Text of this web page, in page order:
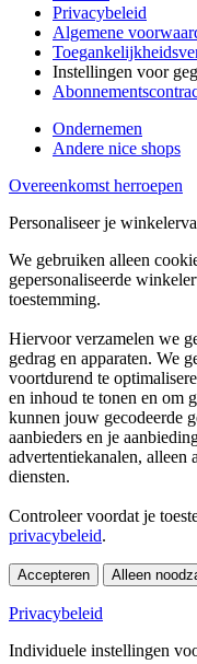
Privacybeleid
Algemene
Instellingen voor
Ondernemen
Andere nice shops
Overeenkomst herroepen
Personaliseer je
We gebruiken alleen
gepersonaliseerde
toestemming.
Hiervoor verzamelen we
gedrag en apparaten. We
voortdurend te
en inhoud te tonen en om
kunnen jouw gecodeerde
aanbieders en je
advertentiekanalen, alleen
diensten.
Controleer voordat je
privacybeleid.
Accepteren Alleen
Privacybeleid
Individuele instellingen